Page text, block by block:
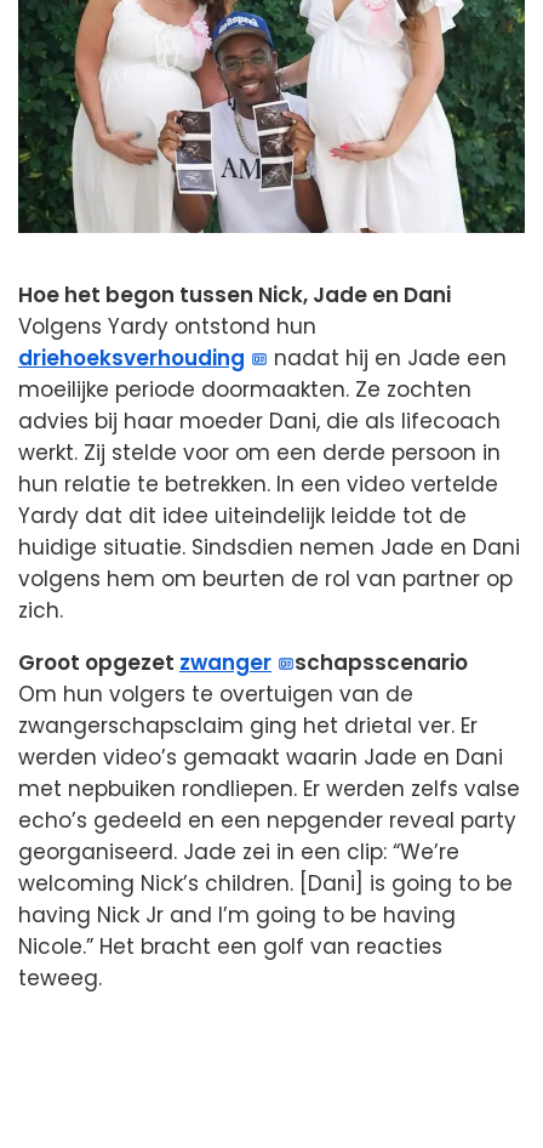
Hoe het begon tussen Nick, Jade en Dani
Volgens Yardy ontstond hun
driehoeksverhouding
nadat hij en Jade een
moeilijke periode doormaakten. Ze zochten
advies bij haar moeder Dani, die als lifecoach
werkt. Zij stelde voor om een derde persoon in
hun relatie te betrekken. In een video vertelde
Yardy dat dit idee uiteindelijk leidde tot de
huidige situatie. Sindsdien nemen Jade en Dani
volgens hem om beurten de rol van partner op
zich.
Groot opgezet zwanger
­schapsscenario
Om hun volgers te overtuigen van de
zwangerschapsclaim ging het drietal ver. Er
werden video’s gemaakt waarin Jade en Dani
met nepbuiken rondliepen. Er werden zelfs valse
echo’s gedeeld en een nepgender reveal party
georganiseerd. Jade zei in een clip: “We’re
welcoming Nick’s children. [Dani] is going to be
having Nick Jr and I’m going to be having
Nicole.” Het bracht een golf van reacties
teweeg.